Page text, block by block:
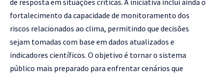
de resposta em situações críticas. A iniciativa inclui ainda o
fortalecimento da capacidade de monitoramento dos
riscos relacionados ao clima, permitindo que decisões
sejam tomadas com base em dados atualizados e
indicadores científicos. O objetivo é tornar o sistema
público mais preparado para enfrentar cenários que